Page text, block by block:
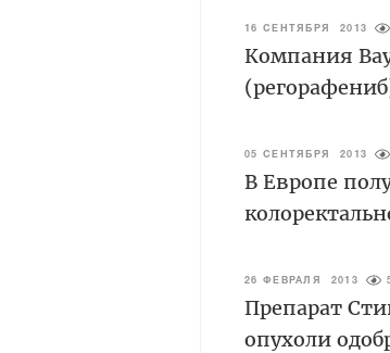
16 СЕНТЯБРЯ 2013
Компания
05 СЕНТЯБРЯ 2013
В Европе
26 ФЕВРАЛЯ 2013
Препарат
опухоли